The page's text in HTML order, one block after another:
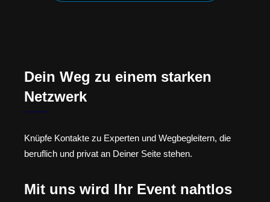
Dein Weg zu einem starken
Netzwerk
Knüpfe Kontakte zu Experten und Wegbegleitern, die
beruflich und privat an Deiner Seite stehen.
Mit uns wird Ihr Event nahtlos